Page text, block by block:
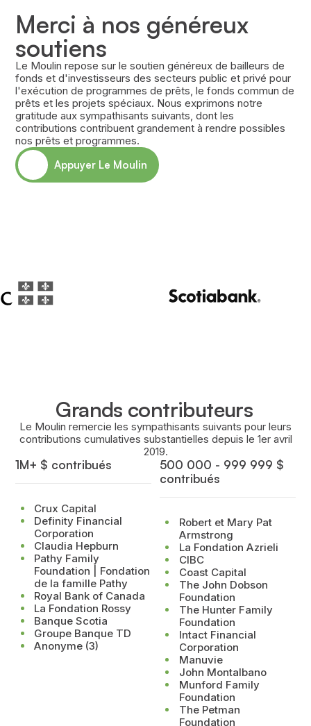
Merci à nos généreux
soutiens
Le Moulin repose sur le soutien généreux de bailleurs de
fonds et d'investisseurs des secteurs public et privé pour
l'exécution de programmes de prêts, le fonds commun de
prêts et les projets spéciaux. Nous exprimons notre
gratitude aux sympathisants suivants, dont les
contributions contribuent grandement à rendre possibles
nos prêts et programmes.
Appuyer Le Moulin
Grands contributeurs
Le Moulin remercie les sympathisants suivants pour leurs
contributions cumulatives substantielles depuis le 1er avril
2019.
1M+ $ contribués
Crux Capital
Definity Financial
Corporation
Claudia Hepburn
Pathy Family
Foundation | Fondation
de la famille Pathy
Royal Bank of Canada
La Fondation Rossy
Banque Scotia
Groupe Banque TD
Anonyme (3)
500 000 - 999 999 $
contribués
Robert et Mary Pat
Armstrong
La Fondation Azrieli
CIBC
Coast Capital
The John Dobson
Foundation
The Hunter Family
Foundation
Intact Financial
Corporation
Manuvie
John Montalbano
Munford Family
Foundation
The Petman
Foundation